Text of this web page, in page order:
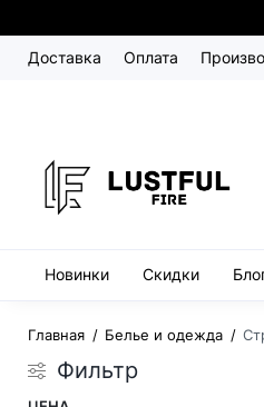
Доставка Оплата
Новинки Скидки
Главная Белье и одежда
Фильтр